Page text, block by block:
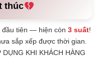
thúc
đầu tiên — hiện còn3 suất!
sắp xếp được thời gian.
KHI KHÁCH HÀNG